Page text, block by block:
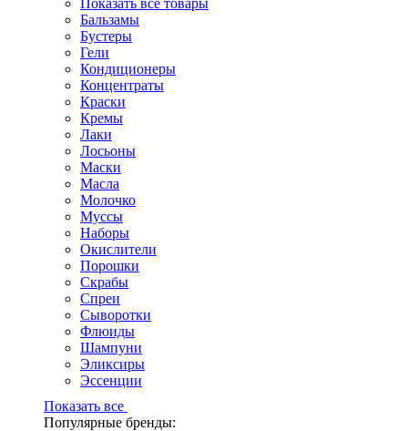
Показать все товары
Бальзамы
Бустеры
Гели
Кондиционеры
Концентраты
Краски
Кремы
Лаки
Лосьоны
Маски
Масла
Молочко
Муссы
Наборы
Окислители
Порошки
Скрабы
Спреи
Сыворотки
Флюиды
Шампуни
Эликсиры
Эссенции
Показать все
Популярные бренды: